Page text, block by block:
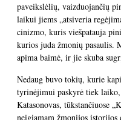
paveikslėlių, vaizduojančių
laikui jiems „atsiveria
cinizmo, kuris viešpatauja
kurios juda žmonių pasaulis.
apima baimė, ir jie skuba
Nedaug buvo tokių, kurie
tyrinėjimui paskyrė tiek
Katasonovas, tūkstančiuose
neigiamam žmonijos istorijos